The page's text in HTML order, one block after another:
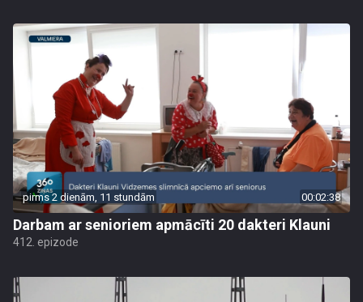
pirms 2 dienām, 11 stundām 00:02:38
Darbam ar senioriem apmācīti 20 dakteri Klauni
412. epizode